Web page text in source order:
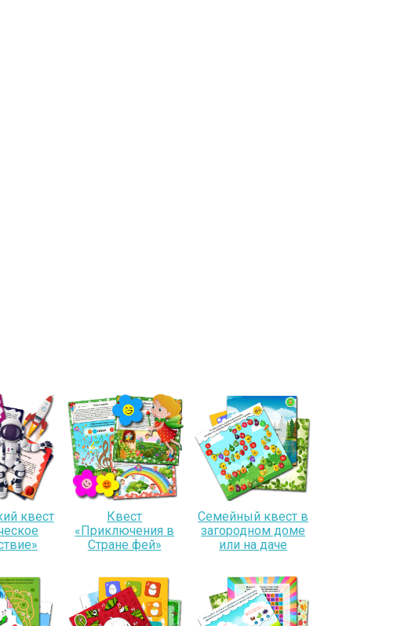
квест
Квест
«Приключения в
Стране фей»
Семейный квест в
загородном доме
или на даче